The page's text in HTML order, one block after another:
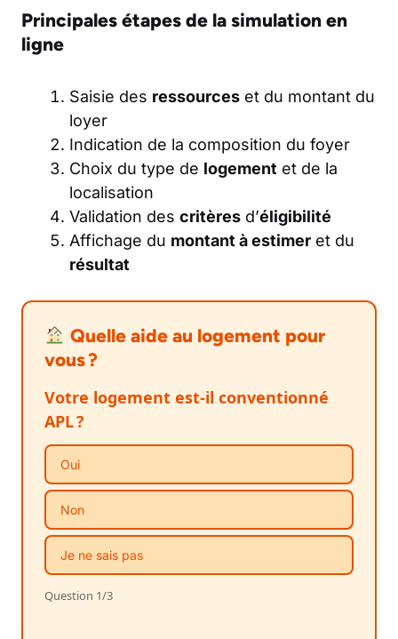
Principales étapes de la simulation en
ligne
Saisie des ressources et du montant du
loyer
Indication de la composition du foyer
Choix du type de logement et de la
localisation
Validation des critères d’éligibilité
Affichage du montant à estimer et du
résultat
Quelle aide au logement pour
vous ?
Votre logement est-il conventionné
APL ?
Oui
Non
Je ne sais pas
Question 1/3